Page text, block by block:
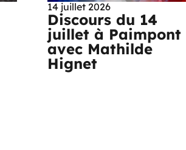
14 juillet 2026
Discours du 14
juillet à Paimpont
avec Mathilde
Hignet